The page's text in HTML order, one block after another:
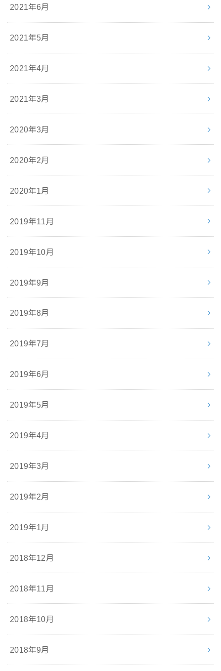
2021年6月
2021年5月
2021年4月
2021年3月
2020年3月
2020年2月
2020年1月
2019年11月
2019年10月
2019年9月
2019年8月
2019年7月
2019年6月
2019年5月
2019年4月
2019年3月
2019年2月
2019年1月
2018年12月
2018年11月
2018年10月
2018年9月